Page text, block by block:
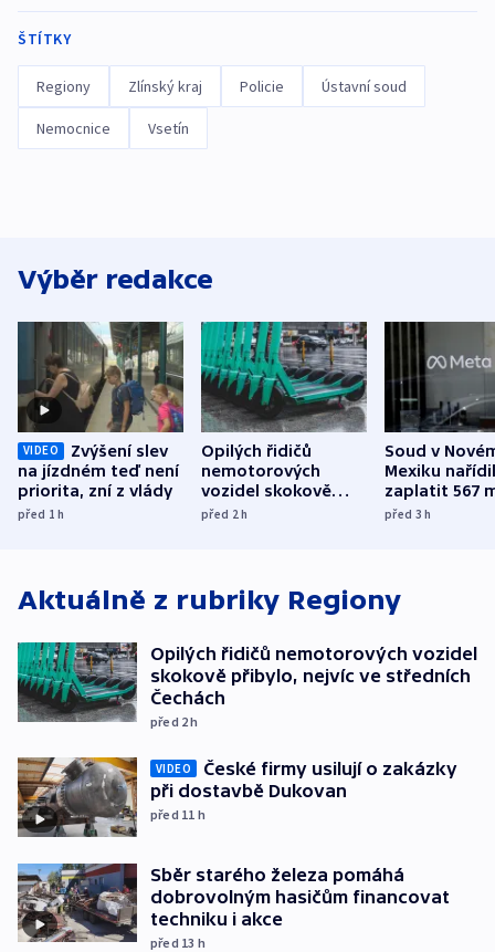
ŠTÍTKY
Regiony Zlínský kraj Policie Ústavní soud
Nemocnice Vsetín
Výběr redakce
VIDEO
Zvýšení slev
na jízdném teď není
priorita, zní z vlády
před 1h
Opilých řidičů
nemotorových
vozidel skokově
přibylo, nejvíc ve
před 2h
Soud v
Mexiku
zaplatit 567
dolarů kvůli
před 3h
Aktuálně z rubriky Regiony
Opilých řidičů nemotorových vozidel
skokově přibylo, nejvíc ve středních
Čechách
před 2h
VIDEO
České firmy usilují o zakázky
při dostavbě Dukovan
před 11 h
Sběr starého železa pomáhá
dobrovolným hasičům financovat
techniku i akce
před 13 h